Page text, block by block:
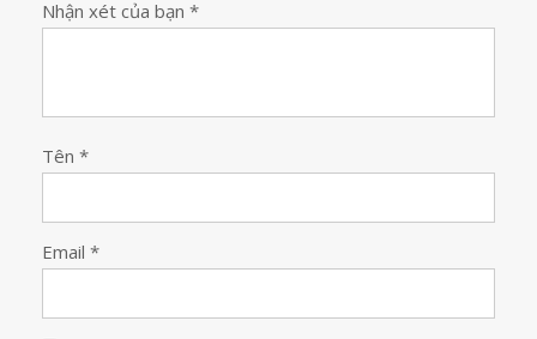
Nhận xét của bạn *
Tên *
Email *